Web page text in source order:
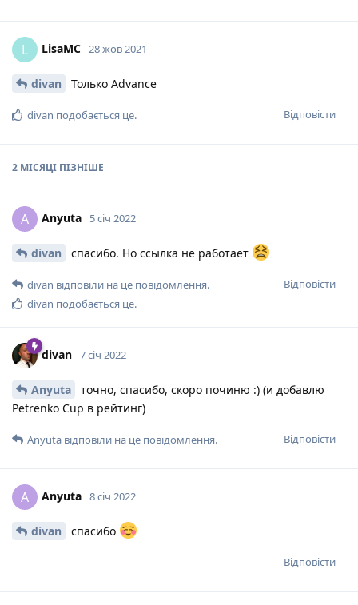
L LisaMC 28 жов 2021
divan Только Advance
Відповісти
divan подобається це.
2 МІСЯЦІ ПІЗНІШЕ
A Anyuta 5 січ 2022
divan спасибо. Но ссылка не работает
Відповісти
divan відповіли на це повідомлення.
divan подобається це.
divan 7 січ 2022
Anyuta
точно, спасибо, скоро починю :) (и добавлю
Petrenko Cup в рейтинг)
Відповісти
Anyuta відповіли на це повідомлення.
A Anyuta 8 січ 2022
divan спасибо
Відповісти